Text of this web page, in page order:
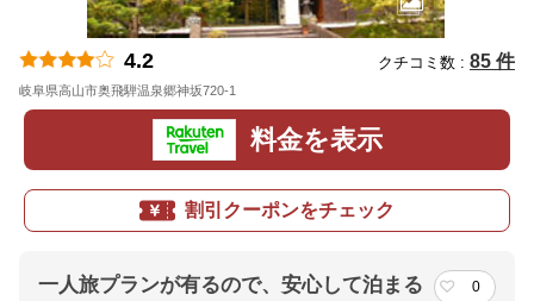
4.2 クチコミ数 : 85 件
岐阜県高山市奥飛騨温泉郷神坂720-1
料金を表示
割引クーポンをチェック
一人旅プランが有るので、安心して泊まる
0